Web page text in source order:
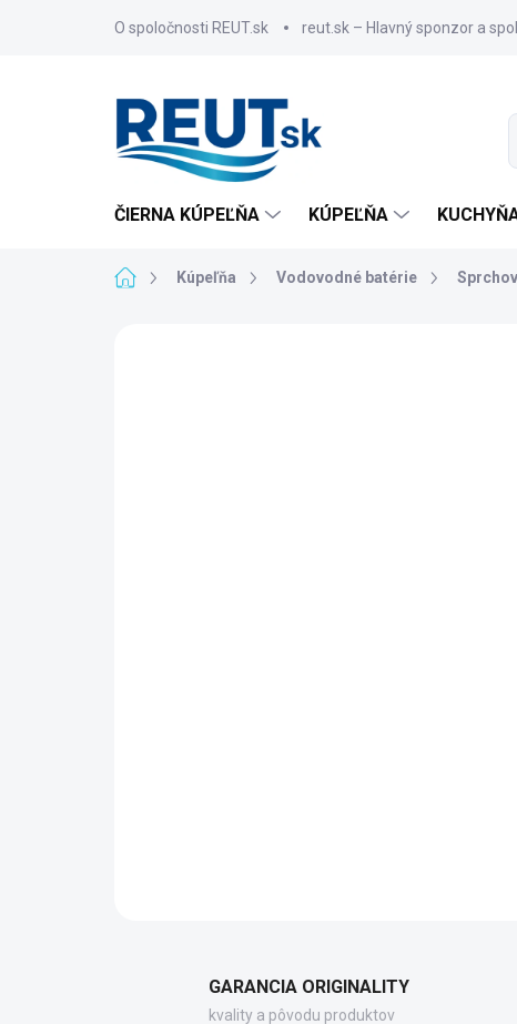
O spoločnosti REUT.sk reut.sk – Hlavný sponzor a
ČIERNA KÚPEĽŇA KÚPEĽŇA
DomovKúpeľňa Vodovodné batérie
GARANCIA ORIGINALITY
kvality a pôvodu produktov